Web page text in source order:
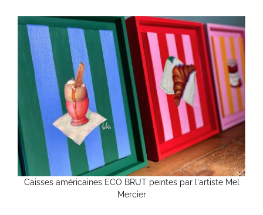
Caisses américaines ECO BRUT peintes par l'artiste Mel
Mercier